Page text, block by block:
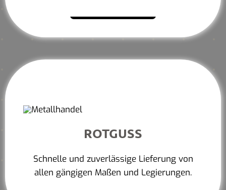
ROTGUSS
Schnelle und zuverlässige Lieferung von
allen gängigen Maßen und Legierungen.